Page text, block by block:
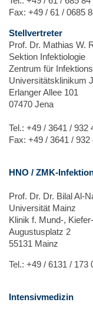
Fax: +49 / 61 / 0685
Stellvertreter
Prof. Dr. Mathias W.
Sektion Infektiologie
Zentrum für
Universitätsklinikum
Erlanger Allee 101
07470 Jena
Tel.: +49 / 3641 / 932
Fax: +49 / 3641 / 932
HNO / ZMK-
Prof. Dr. Dr. Bilal Al-
Universität Mainz
Klinik f. Mund-,
Augustusplatz 2
55131 Mainz
Tel.: +49 / 6131 / 173
Intensivmedizin